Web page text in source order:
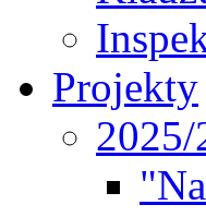
Projekty
2025/